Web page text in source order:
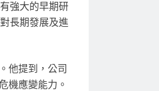
強大的早期研
長期發展及進
他提到，公司
機應變能力。